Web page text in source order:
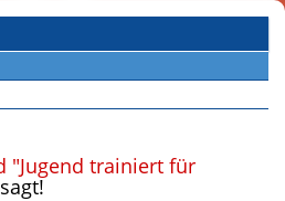
"Jugend trainiert für